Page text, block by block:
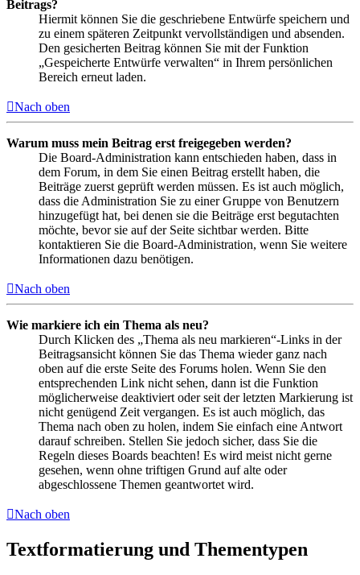
Beitrags?
Hiermit können Sie die geschriebene Entwürfe speichern und
zu einem späteren Zeitpunkt vervollständigen und absenden.
Den gesicherten Beitrag können Sie mit der Funktion
„Gespeicherte Entwürfe verwalten“ in Ihrem persönlichen
Bereich erneut laden.
Nach oben
Warum muss mein Beitrag erst freigegeben werden?
Die Board-Administration kann entschieden haben, dass in
dem Forum, in dem Sie einen Beitrag erstellt haben, die
Beiträge zuerst geprüft werden müssen. Es ist auch möglich,
dass die Administration Sie zu einer Gruppe von Benutzern
hinzugefügt hat, bei denen sie die Beiträge erst begutachten
möchte, bevor sie auf der Seite sichtbar werden. Bitte
kontaktieren Sie die Board-Administration, wenn Sie weitere
Informationen dazu benötigen.
Nach oben
Wie markiere ich ein Thema als neu?
Durch Klicken des „Thema als neu markieren“-Links in der
Beitragsansicht können Sie das Thema wieder ganz nach
oben auf die erste Seite des Forums holen. Wenn Sie den
entsprechenden Link nicht sehen, dann ist die Funktion
möglicherweise deaktiviert oder seit der letzten Markierung ist
nicht genügend Zeit vergangen. Es ist auch möglich, das
Thema nach oben zu holen, indem Sie einfach eine Antwort
darauf schreiben. Stellen Sie jedoch sicher, dass Sie die
Regeln dieses Boards beachten! Es wird meist nicht gerne
gesehen, wenn ohne triftigen Grund auf alte oder
abgeschlossene Themen geantwortet wird.
Nach oben
Textformatierung und Thementypen